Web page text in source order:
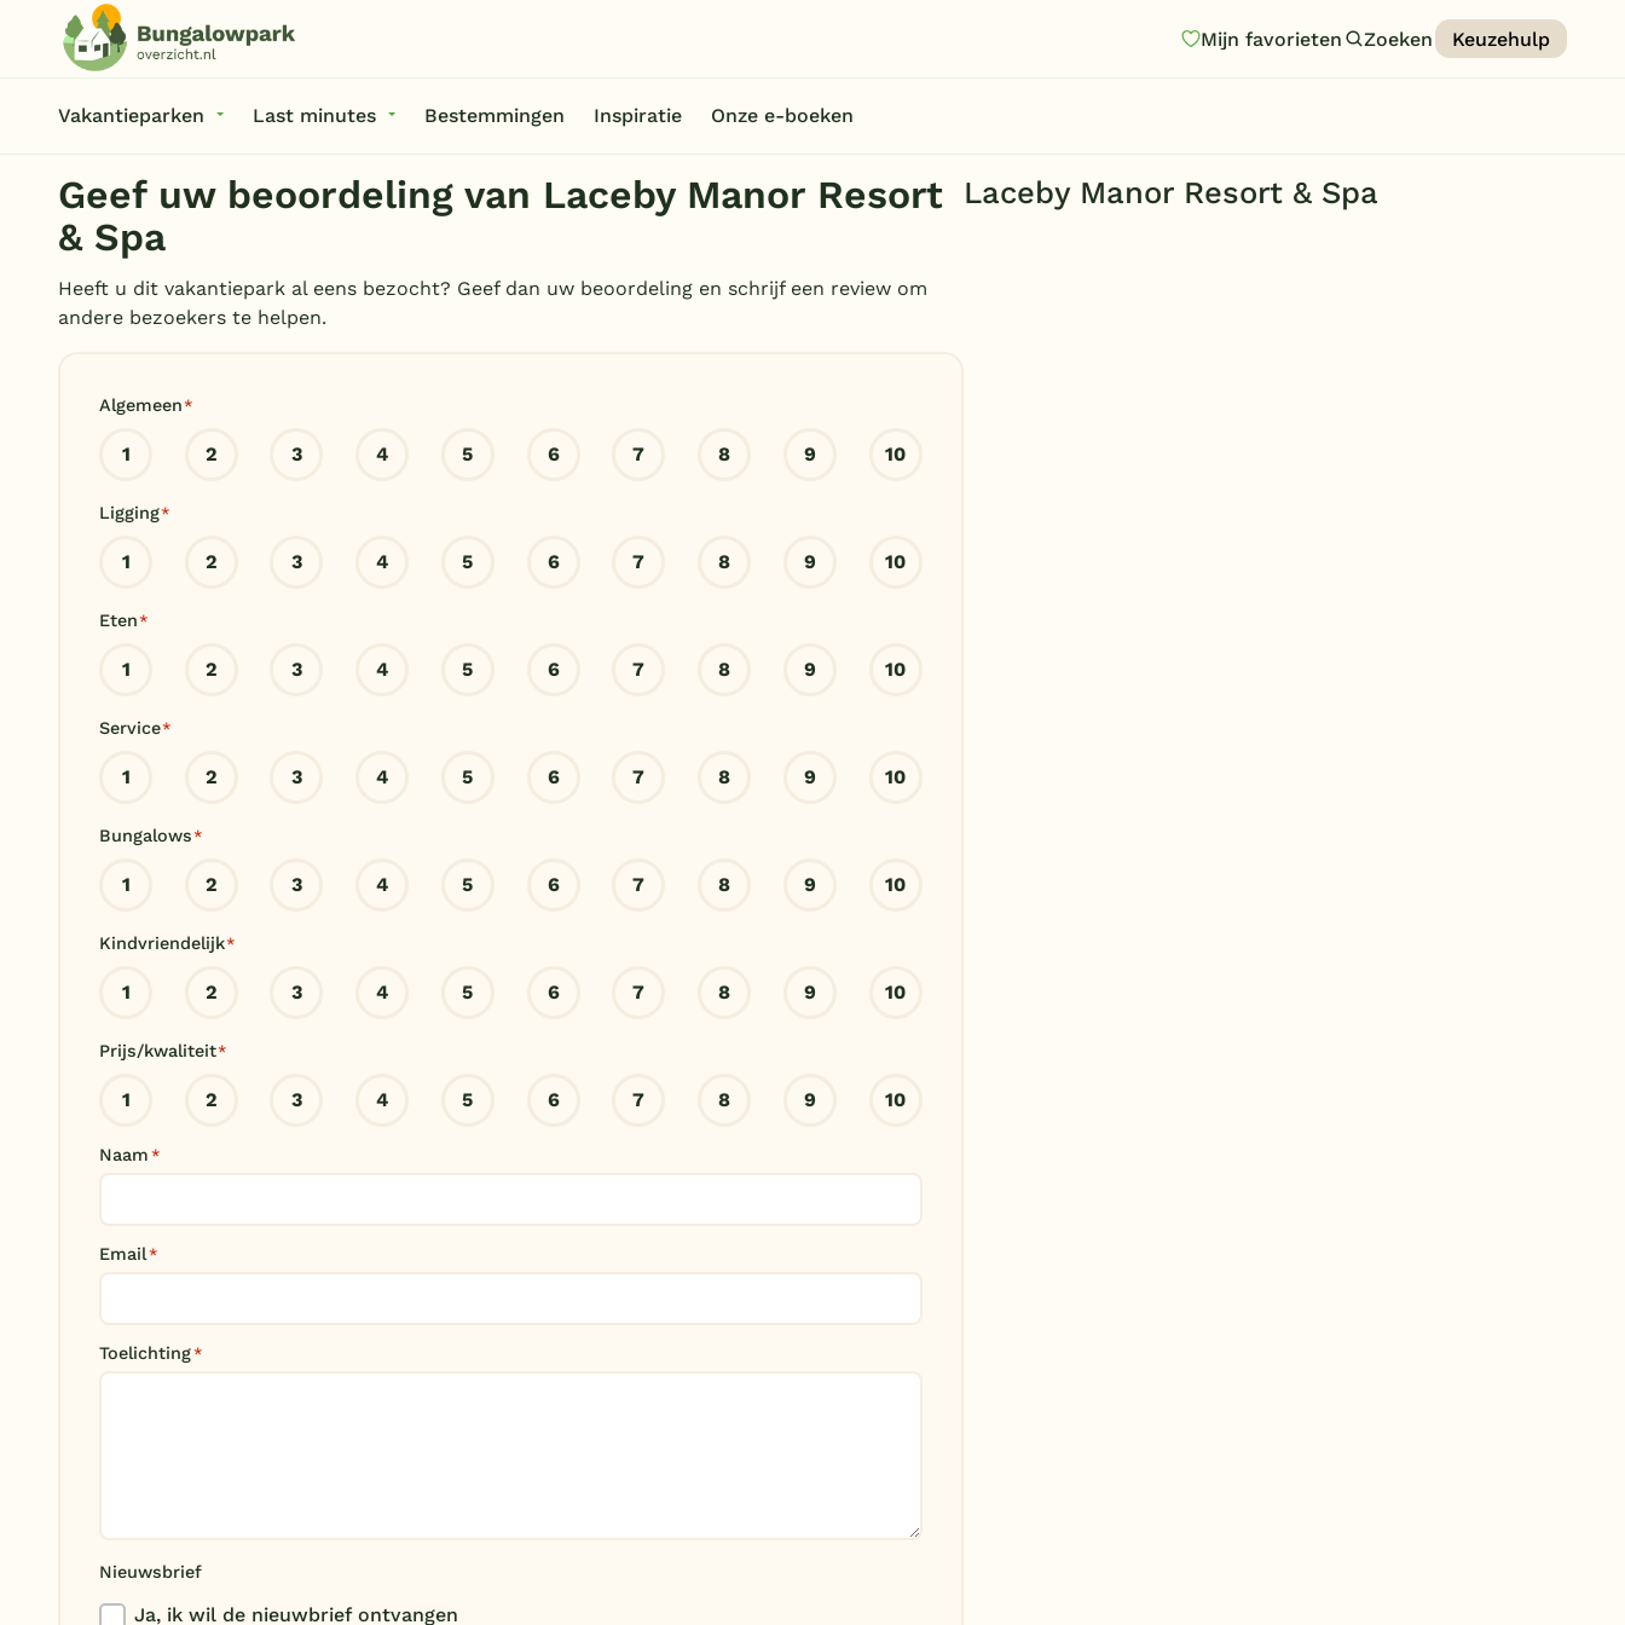
Mijn favorieten Zoeken Keuzehulp
Vakantieparken Last minutes Bestemmingen Inspiratie Onze e-boeken
Geef uw beoordeling van Laceby Manor Resort
& Spa
Heeft u dit vakantiepark al eens bezocht? Geef dan uw beoordeling en schrijf een review om
andere bezoekers te helpen.
Algemeen*
1 2 3 4 5 6 7 8 9 10
Ligging*
1 2 3 4 5 6 7 8 9 10
Eten*
1 2 3 4 5 6 7 8 9 10
Service*
1 2 3 4 5 6 7 8 9 10
Bungalows*
1 2 3 4 5 6 7 8 9 10
Kindvriendelijk*
1 2 3 4 5 6 7 8 9 10
Prijs/kwaliteit*
1 2 3 4 5 6 7 8 9 10
Naam *
Email*
Toelichting*
Nieuwsbrief
Ja, ik wil de nieuwbrief ontvangen
Laceby Manor Resort & Spa